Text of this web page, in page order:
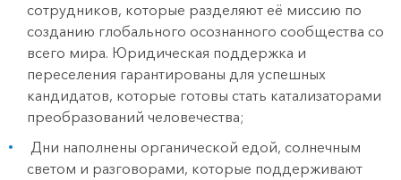
сотрудников, которые разделяют её миссию по
созданию глобального осознанного сообщества со
всего мира. Юридическая поддержка и
переселения гарантированы для успешных
кандидатов, которые готовы стать катализаторами
преобразований человечества;
Дни наполнены органической едой, солнечным
светом и разговорами, которые поддерживают